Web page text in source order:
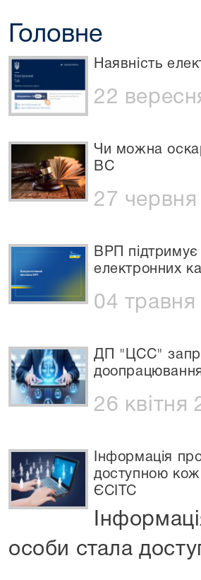
Головне
Наявність
22
Чи можна
ВС
27
ВРП
електронних
04
ДП "ЦСС"
26 квітня
Інформація
доступною
ЄСІТС
особи стала